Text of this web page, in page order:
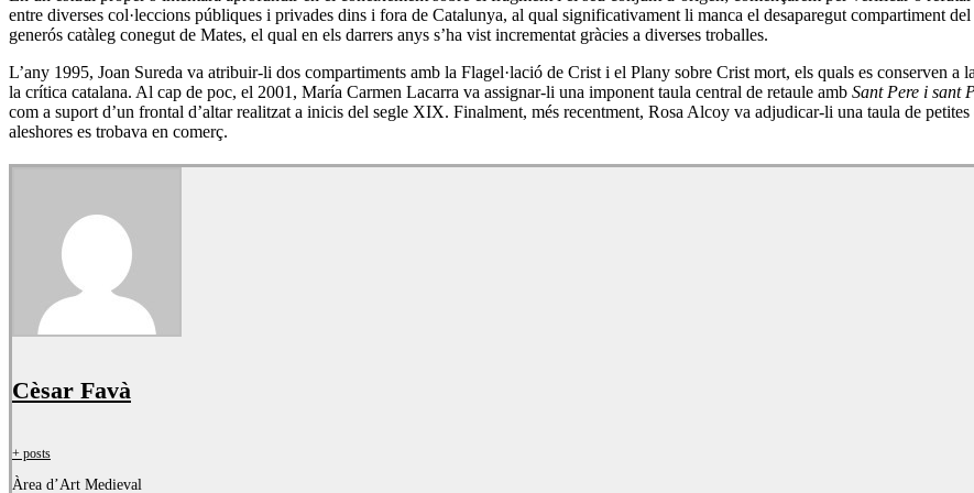
entre diverses col·leccions públiques i privades dins i fora de Catalunya, al qual significativament li manca el desaparegut compartiment
generós catàleg conegut de Mates, el qual en els darrers anys s’ha vist incrementat gràcies a diverses troballes.
L’any 1995, Joan Sureda va atribuir-li dos compartiments amb la Flagel·lació de Crist i el Plany sobre Crist mort, els quals es conserven
la crítica catalana. Al cap de poc, el 2001, María Carmen Lacarra va assignar-li una imponent taula central de retaule amb Sant Pere i sant
com a suport d’un frontal d’altar realitzat a inicis del segle XIX. Finalment, més recentment, Rosa Alcoy va adjudicar-li una taula de
aleshores es trobava en comerç.
Cèsar Favà
+ posts
Àrea d’Art Medieval